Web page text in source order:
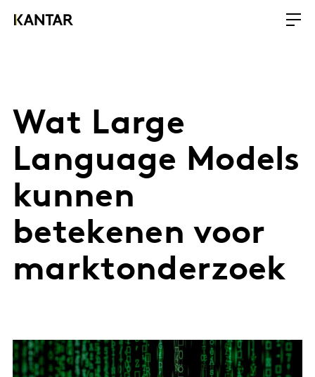
Wat Large
Language Models
kunnen
betekenen voor
marktonderzoek